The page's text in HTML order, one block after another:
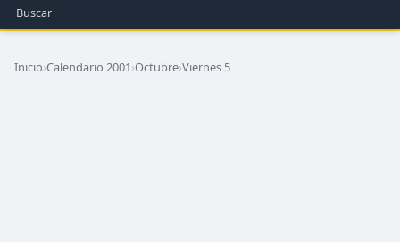
Buscar
Inicio›Calendario 2001›Octubre›Viernes 5